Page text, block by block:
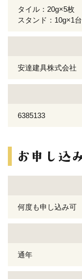
タイル：20g×5枚
スタンド：10g×1台
安達建具株式会社
6385133
何度も申し込み可
通年